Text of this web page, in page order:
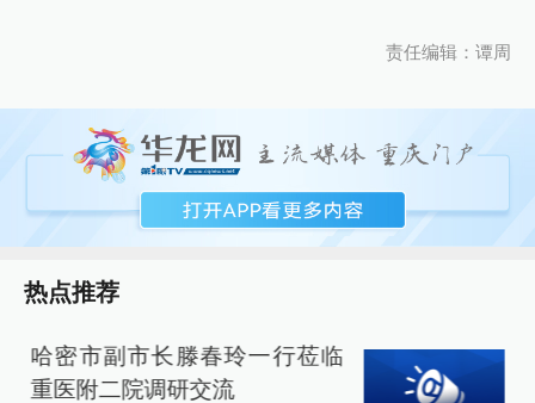
责任编辑：谭周
热点推荐
哈密市副市长滕春玲一行莅临
重医附二院调研交流